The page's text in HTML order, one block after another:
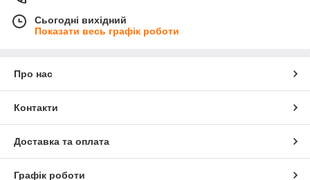
Сьогодні вихідний
Показати весь графік роботи
Про нас
Контакти
Доставка та оплата
Графік роботи